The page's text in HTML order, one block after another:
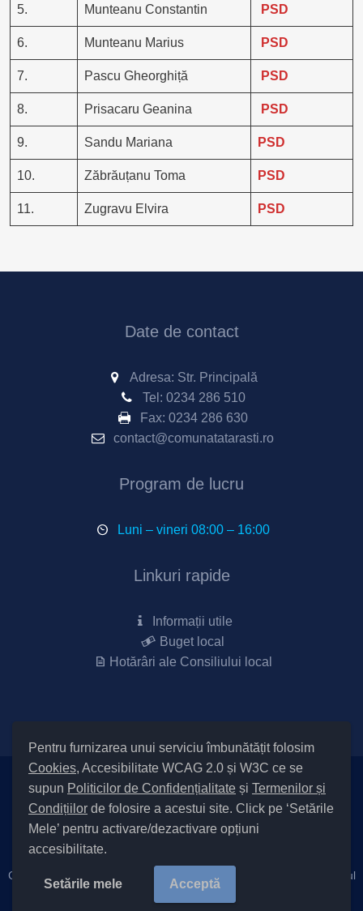
Pentru furnizarea unui serviciu îmbunătățit folosim
Cookies, Accesibilitate WCAG 2.0 și W3C ce se
supun Politicilor de Confidențialitate și Termenilor și
Condițiilor de folosire a acestui site. Click pe ‘Setările
Mele’ pentru activare/dezactivare opțiuni
accesibilitate.
Setările mele Acceptă
5. Munteanu Constantin PSD
6. Munteanu Marius PSD
7. Pascu Gheorghiță PSD
8. Prisacaru Geanina PSD
9. Sandu Mariana PSD
10. Zăbrăuțanu Toma PSD
11. Zugravu Elvira PSD
Date de contact
Adresa: Str. Principală
Tel: 0234 286 510
Fax: 0234 286 630
contact@comunatatarasti.ro
Program de lucru
Luni – vineri 08:00 – 16:00
Linkuri rapide
Informații utile
Buget local
Hotărâri ale Consiliului local
Setări Cookies și Accesibilitate
Informare cu privire la prelucrarea datelor|Politică de utilizare
| Termeni și condiții de utilizare a site-ului
Cod Județ 4 / Județul Bacău / Tipul UAT – 14 – C – Comună / Codul
SIRUTA al Unității Administrativ-Teritoriale 25745 / Tătărăști